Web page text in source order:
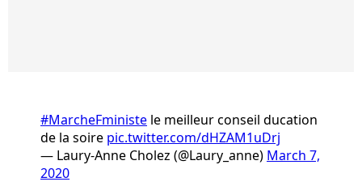
#MarcheFministe le meilleur conseil ducation
de la soire pic.twitter.com/dHZAM1uDrj
— Laury-Anne Cholez (@Laury_anne) March 7,
2020